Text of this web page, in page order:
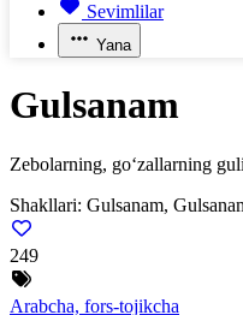
Sevimlilar
Yana
Gulsanam
Zebolarning, go‘zallarning
Shakllari: Gulsanam,
249
Arabcha, fors-tojikcha